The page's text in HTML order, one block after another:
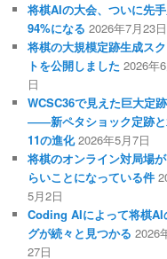
将棋AIの大会、ついに先
94%になる 2026年7月23日
将棋の大規模定跡生成ス
トを公開しました 2026年
日
WCSC36で見えた巨大定
――新ペタショック定跡
11の進化 2026年5月7日
将棋のオンライン対局場が
らいことになっている件
5月2日
Coding AIによって将棋AI
グが続々と見つかる 2026
27日